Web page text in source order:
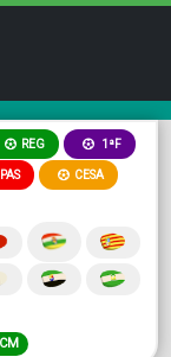
REG 1ªF
CESA